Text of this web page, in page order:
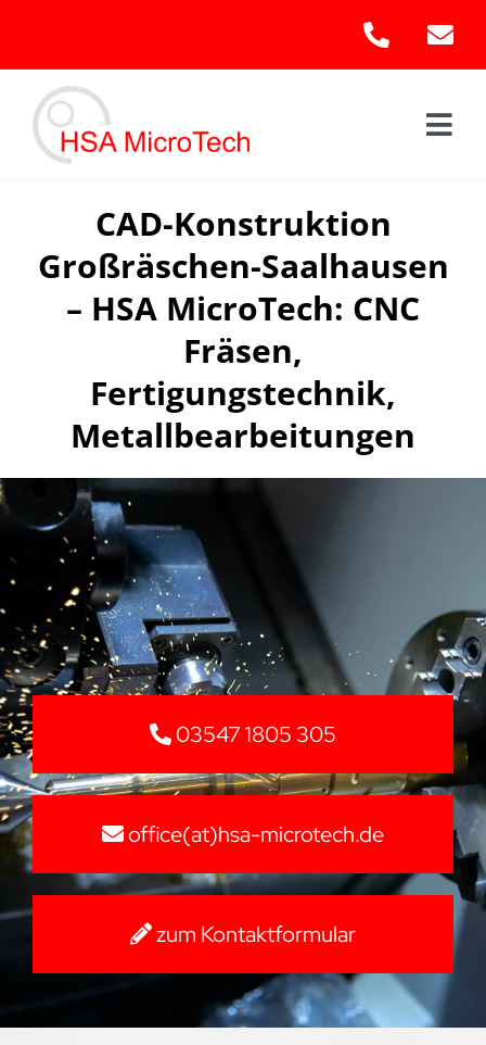
content
CAD-Konstruktion
Großräschen-Saalhausen
– HSA MicroTech: CNC
Fräsen,
Fertigungstechnik,
Metallbearbeitungen
03547 1805 305
office(at)hsa-microtech.de
zum Kontaktformular